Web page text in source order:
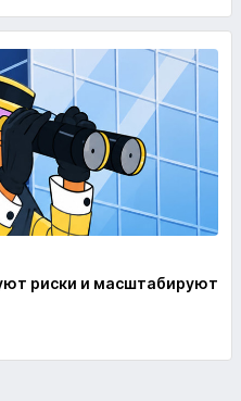
риски и масштабируют